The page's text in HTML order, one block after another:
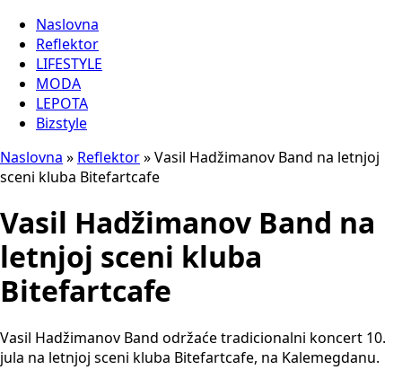
Naslovna
Reflektor
LIFESTYLE
MODA
LEPOTA
Bizstyle
Naslovna » Reflektor»Vasil Hadžimanov Band na letnjoj
sceni kluba Bitefartcafe
Vasil Hadžimanov Band na
letnjoj sceni kluba
Bitefartcafe
Vasil Hadžimanov Band održaće tradicionalni koncert 10.
jula na letnjoj sceni kluba Bitefartcafe, na Kalemegdanu.